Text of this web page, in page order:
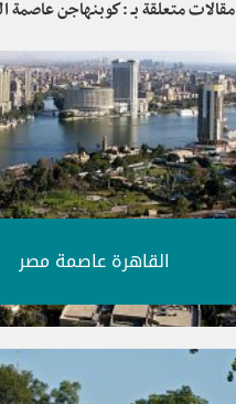
مقالات متعلقة بـ : كوبنهاجن عاصمة
القاهرة عاصمة مصر‎